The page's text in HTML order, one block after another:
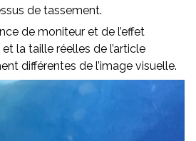
de tassement.
de moniteur et de l’effet
la taille réelles de l’article
différentes de l’image visuelle.